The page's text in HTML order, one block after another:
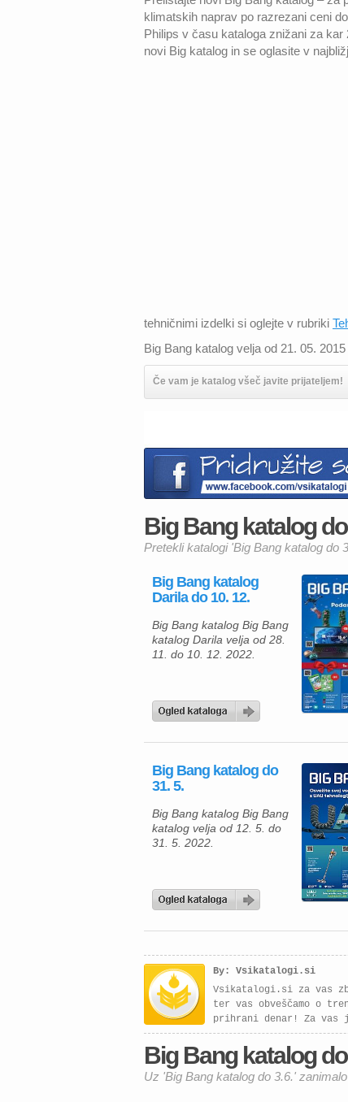
klimatskih naprav po razrezani ceni
Philips v času kataloga znižani za
novi Big katalog in se oglasite v
tehničnimi izdelki si oglejte v rubriki
Big Bang katalog velja od 21. 05.
Če vam je katalog všeč javite prijateljem!
Big Bang katalog
Pretekli katalogi 'Big Bang katalog do
Big Bang katalog
Darila do 10. 12.
Big Bang katalog Big Bang
katalog Darila velja od 28.
11. do 10. 12. 2022.
Big Bang katalog do
31. 5.
Big Bang katalog Big Bang
katalog velja od 12. 5. do
31. 5. 2022.
By: Vsikatalogi.si
Vsikatalogi.si za vas
ter vas obveščamo o
prihrani denar! Za vas
Big Bang katalog
Uz 'Big Bang katalog do 3.6.'